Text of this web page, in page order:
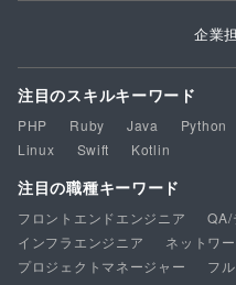
企業
注目のスキルキーワード
PHP Ruby Java Python
Linux
Swift Kotlin
注目の職種キーワード
フロントエンドエンジニア
QA/
インフラエンジニア
ネットワ
プロジェクトマネージャー
フ